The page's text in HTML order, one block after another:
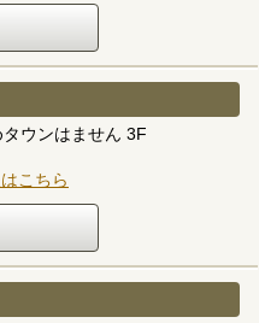
ウンはません 3F
こちら